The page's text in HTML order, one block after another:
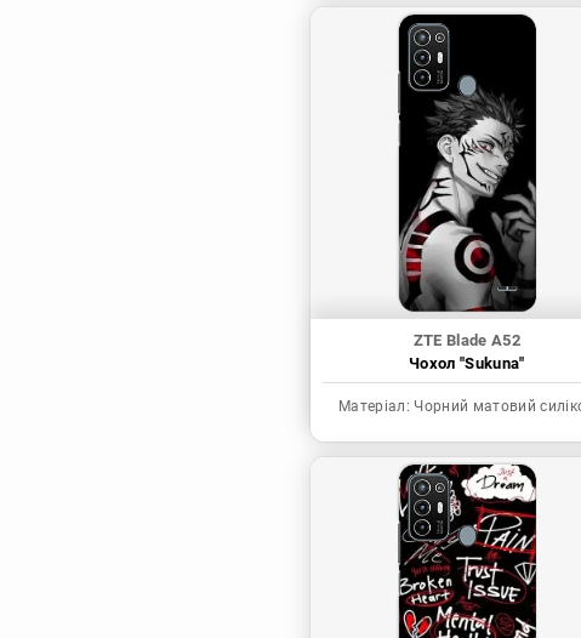
ZTE Blade A52
Чохол "Sukuna"
Матеріал: Чорний матовий